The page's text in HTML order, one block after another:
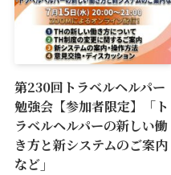
第230回トラベルヘルパー
勉強会【参加者限定】「ト
ラベルヘルパーの新しい働
き方と新システムのご案内
など」